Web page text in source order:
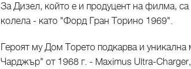
За Дизел, който е и продуцент на филма,
колела - като "Форд Гран Торино 1969".
Героят му Дом Торето подкарва и
Чарджър" от 1968 г. - Maximus Ultra-